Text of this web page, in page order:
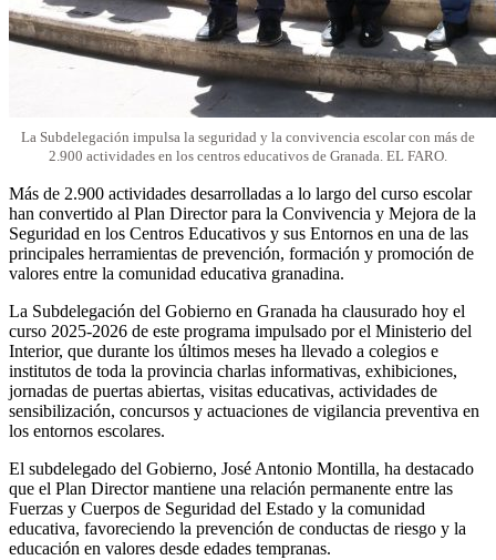
La Subdelegación impulsa la seguridad y la convivencia escolar con más de
2.900 actividades en los centros educativos de Granada. EL FARO.
Más de 2.900 actividades desarrolladas a lo largo del curso escolar
han convertido al Plan Director para la Convivencia y Mejora de la
Seguridad en los Centros Educativos y sus Entornos en una de las
principales herramientas de prevención, formación y promoción de
valores entre la comunidad educativa granadina.
La Subdelegación del Gobierno en Granada ha clausurado hoy el
curso 2025-2026 de este programa impulsado por el Ministerio del
Interior, que durante los últimos meses ha llevado a colegios e
institutos de toda la provincia charlas informativas, exhibiciones,
jornadas de puertas abiertas, visitas educativas, actividades de
sensibilización, concursos y actuaciones de vigilancia preventiva en
los entornos escolares.
El subdelegado del Gobierno, José Antonio Montilla, ha destacado
que el Plan Director mantiene una relación permanente entre las
Fuerzas y Cuerpos de Seguridad del Estado y la comunidad
educativa, favoreciendo la prevención de conductas de riesgo y la
educación en valores desde edades tempranas.